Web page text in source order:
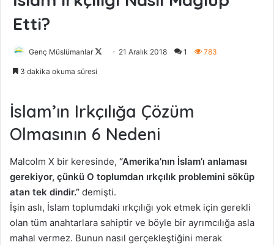
Etti?
Genç Müslümanlar
o
21 Aralık 2018 1 783
3 dakika okuma süresi
İslam’ın Irkçılığa Çözüm
Olmasının 6 Nedeni
Malcolm X bir keresinde, “Amerika’nın İslam’ı anlaması
gerekiyor, çünkü O toplumdan ırkçılık problemini söküp
atan tek dindir.” demişti.
İşin aslı, İslam toplumdaki ırkçılığı yok etmek için gerekli
olan tüm anahtarlara sahiptir ve böyle bir ayrımcılığa asla
mahal vermez. Bunun nasıl gerçekleştiğini merak